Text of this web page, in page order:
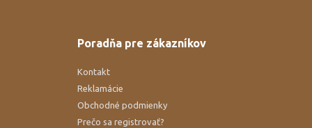
Poradňa pre zákazníkov
Kontakt
Reklamácie
Obchodné podmienky
Prečo sa registrovať?